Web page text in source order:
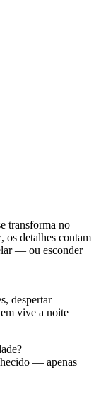
transforma no
os detalhes contam
— ou esconder
despertar
vive a noite
— apenas